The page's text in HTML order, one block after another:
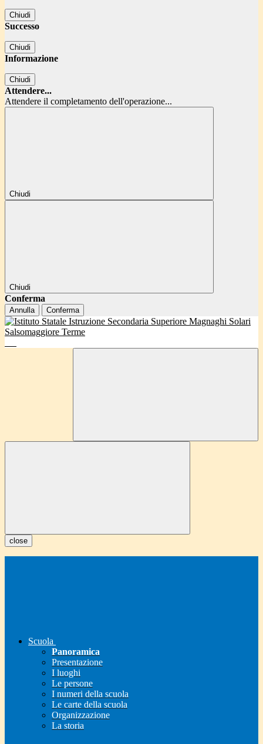
Chiudi
Successo
Chiudi
Informazione
Chiudi
Attendere...
Attendere il completamento dell'operazione...
Chiudi
Chiudi
Conferma
Annulla Conferma
close
Scuola
Panoramica
Presentazione
I luoghi
Le persone
I numeri della scuola
Le carte della scuola
Organizzazione
La storia